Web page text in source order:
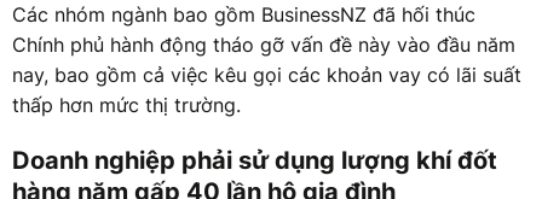
Các nhóm ngành bao gồm BusinessNZ đã hối thúc
Chính phủ hành động tháo gỡ vấn đề này vào đầu năm
nay, bao gồm cả việc kêu gọi các khoản vay có lãi suất
thấp hơn mức thị trường.
Doanh nghiệp phải sử dụng lượng khí đốt
hàng năm gấp 40 lần hộ gia đình